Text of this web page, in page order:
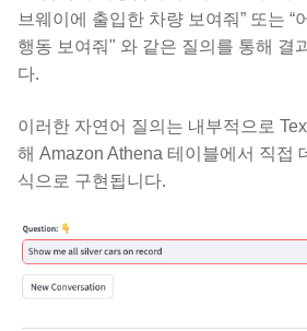
브웨이에 출입한 차량 보여줘” 또는 “
행동 보여줘" 와 같은 질의를 통해 결
다.
이러한 자연어 질의는 내부적으로
해 Amazon Athena 테이블에서 직접
식으로 구현됩니다.